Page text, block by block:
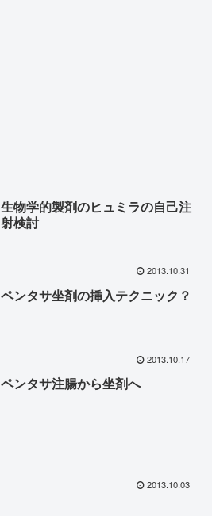
生物学的製剤のヒュミラの自己注
射検討
2013.10.31
ペンタサ坐剤の挿入テクニック？
2013.10.17
ペンタサ注腸から坐剤へ
2013.10.03